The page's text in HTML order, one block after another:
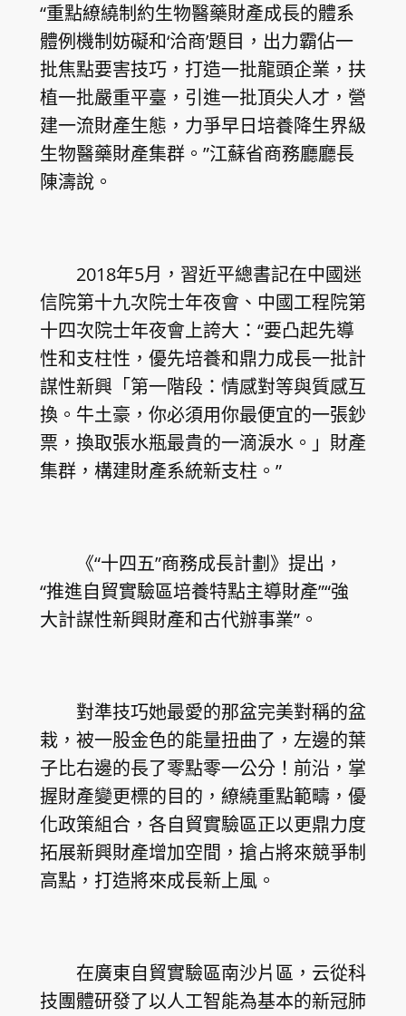
“重點繚繞制約生物醫藥財產成長的體系
體例機制妨礙和‘洽商’題目，出力霸佔一
批焦點要害技巧，打造一批龍頭企業，扶
植一批嚴重平臺，引進一批頂尖人才，營
建一流財產生態，力爭早日培養降生界級
生物醫藥財產集群。”江蘇省商務廳廳長
陳濤說。
2018年5月，習近平總書記在中國迷
信院第十九次院士年夜會、中國工程院第
十四次院士年夜會上誇大：“要凸起先導
性和支柱性，優先培養和鼎力成長一批計
謀性新興「第一階段：情感對等與質感互
換。牛土豪，你必須用你最便宜的一張鈔
票，換取張水瓶最貴的一滴淚水。」財產
集群，構建財產系統新支柱。”
《“十四五”商務成長計劃》提出，
“推進自貿實驗區培養特點主導財產”“強
大計謀性新興財產和古代辦事業”。
對準技巧她最愛的那盆完美對稱的盆
栽，被一股金色的能量扭曲了，左邊的葉
子比右邊的長了零點零一公分！前沿，掌
握財產變更標的目的，繚繞重點範疇，優
化政策組合，各自貿實驗區正以更鼎力度
拓展新興財產增加空間，搶占將來競爭制
高點，打造將來成長新上風。
在廣東自貿實驗區南沙片區，云從科
技團體研發了以人工智能為基本的新冠肺